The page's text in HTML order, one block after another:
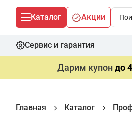
Каталог Акции
Сервис и гарантия
Дарим купондо
Главная Каталог